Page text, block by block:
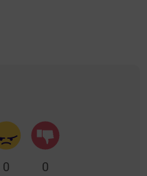
0 0